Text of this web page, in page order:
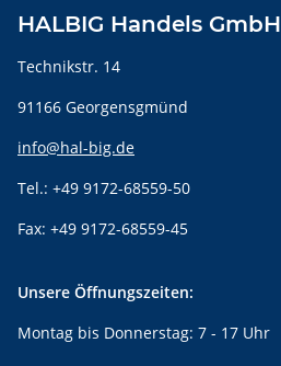
HALBIG Handels GmbH
Technikstr. 14
91166 Georgensgmünd
info@hal-big.de
Tel.: +49 9172-68559-50
Fax: +49 9172-68559-45
Unsere Öffnungszeiten:
Montag bis Donnerstag: 7 - 17 Uhr